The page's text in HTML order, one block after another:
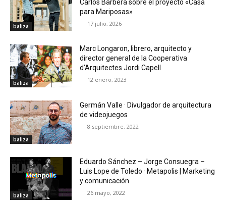
baliza
Carlos Barberá sobre el proyecto «Casa
para Mariposas»
17 julio, 2026
baliza
Marc Longaron, librero, arquitecto y
director general de la Cooperativa
d’Arquitectes Jordi Capell
12 enero, 2023
baliza
Germán Valle · Divulgador de arquitectura
de videojuegos
8 septiembre, 2022
baliza
Eduardo Sánchez – Jorge Consuegra –
Luis Lope de Toledo · Metapolis | Marketing
y comunicación
26 mayo, 2022